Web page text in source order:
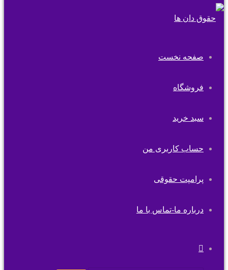
صفحه نخست
فروشگاه
سبد خرید
حساب کاربری من
پرامپت حقوقی
درباره ما-تماس با ما